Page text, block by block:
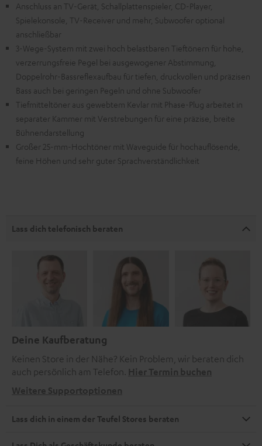
Anschluss an TV-Gerät, Schallplattenspieler, CD-Player,
Spielekonsole, TV-Receiver und mehr, Subwoofer optional
anschließbar
3-Wege-System mit zwei hoch belastbaren Tieftönern für hohe,
verzerrungsfreie Pegel bei ausgewogener Abstimmung,
Doppelrohr-Bassreflexaufbau für tiefen, druckvollen und präzisen
Bass auch bei geringen Pegeln und ohne Subwoofer
Tiefmitteltöner aus gewebtem Kevlar mit Phase-Plug arbeitet in
separater Kammer mit Verstrebungen für eine präzise, breite
Bühnendarstellung
Großer 25-mm-Hochtöner mit Waveguide für hochauflösende,
feine Höhen und sehr guter Sprachverständlichkeit
Lass dich telefonisch beraten
Deine Kaufberatung
Keinen Store in der Nähe? Kein Problem, wir beraten dich
auch persönlich am Telefon. Hier Termin buchen
Weitere Supportoptionen
Lass dich in einem der Teufel Stores beraten